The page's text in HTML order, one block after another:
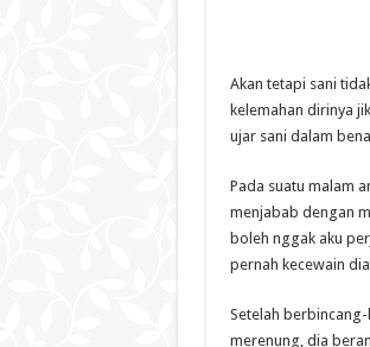
Akan tetapi sani
kelemahan dirinya
ujar sani dalam
Pada suatu malam
menjabab dengan
boleh nggak aku
pernah kecewain
Setelah
merenung, dia